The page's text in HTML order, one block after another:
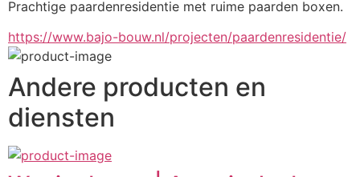
Prachtige paardenresidentie met ruime paarden boxen.
https://www.bajo-bouw.nl/projecten/paardenresidentie/
Andere producten en
diensten